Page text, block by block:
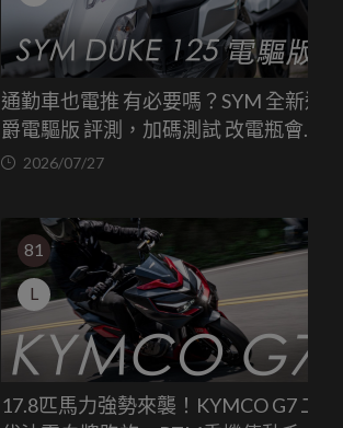
通勤車也電推 有必要嗎？SYM 全新迪
爵電驅版 評測，加碼測試 改電瓶會更
省油嗎？
2026/07/27
81
L
17.8匹馬力強勢來襲！KYMCO G7 二